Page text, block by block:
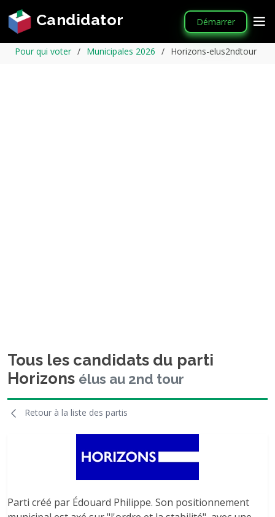
Candidator Démarrer
Pour qui voter Municipales 2026 Horizons-elus2ndtour
Tous les candidats du parti
Horizons élus au 2nd tour
Retour à la liste des partis
Parti créé par Édouard Philippe. Son positionnement